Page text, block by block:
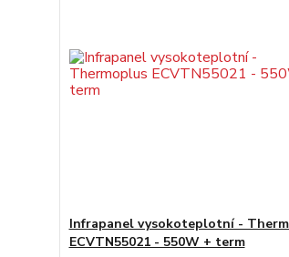
Infrapanel vysokoteplotní -
ECVTN55021 - 550W + term